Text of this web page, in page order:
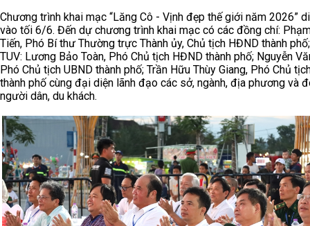
Chương trình khai mạc “Lăng Cô - Vịnh đẹp thế giới năm 2026”
vào tối 6/6. Đến dự chương trình khai mạc có các đồng chí:
Tiến, Phó Bí thư Thường trực Thành ủy, Chủ tịch HĐND thành
TUV: Lương Bảo Toàn, Phó Chủ tịch HĐND thành phố; Nguyễn
Phó Chủ tịch UBND thành phố; Trần Hữu Thùy Giang, Phó Chủ
thành phố cùng đại diện lãnh đạo các sở, ngành, địa phương và
người dân, du khách.